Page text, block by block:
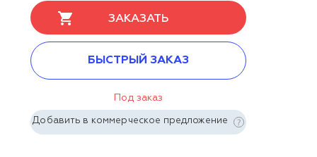
ЗАКАЗАТЬ
БЫСТРЫЙ ЗАКАЗ
Под заказ
Добавить в коммерческое предложение